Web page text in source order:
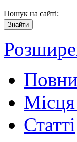
Пошук на сайті:
Місця
Статті